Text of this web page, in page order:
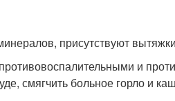
присутствуют
и
смягчить больное горло и